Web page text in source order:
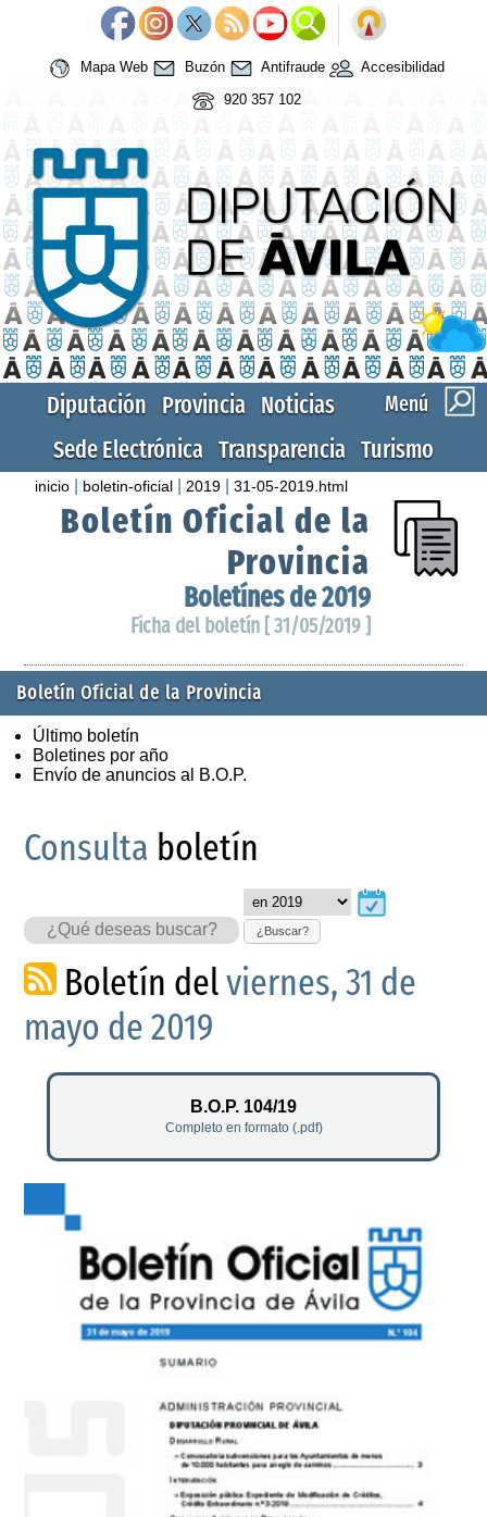
Mapa Web Buzón Antifraude
Accesibilidad
920 357 102
Menú
Diputación Provincia Noticias
Sede Electrónica Transparencia Turismo
inicio boletin-oficial 2019 |31-05-2019.html
Boletín Oficial de la
Provincia
Boletínes de 2019
Ficha del boletín [ 31/05/2019 ]
Boletín Oficial de la Provincia
Último boletín
Boletines por año
Envío de anuncios al B.O.P.
Consulta boletín
¿Buscar?
Boletín delviernes, 31 de
mayo de 2019
B.O.P. 104/19
Completo en formato (.pdf)